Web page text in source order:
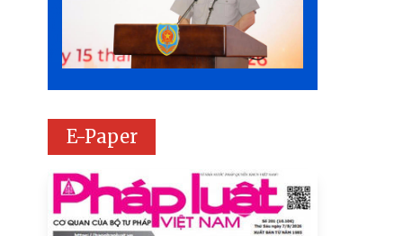
E-Paper